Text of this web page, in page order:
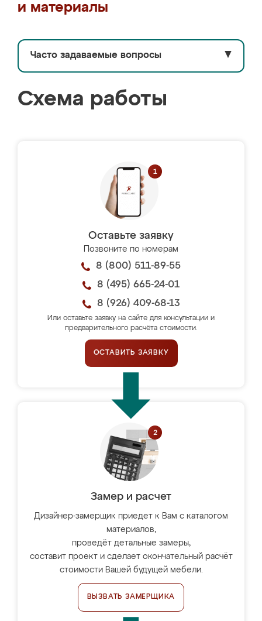
и материалы
Часто задаваемые вопросы ▼
Схема работы
Оставьте заявку
Позвоните по номерам
8 (800) 511-89-55
8 (495) 665-24-01
8 (926) 409-68-13
Или оставьте заявку на сайте для консультации и
предварительного расчёта стоимости.
ОСТАВИТЬ ЗАЯВКУ
Замер и расчет
Дизайнер-замерщик приедет к Вам с каталогом
материалов,
проведёт детальные замеры,
составит проект и сделает окончательный расчёт
стоимости Вашей будущей мебели.
ВЫЗВАТЬ ЗАМЕРЩИКА